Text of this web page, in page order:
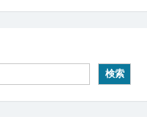
検索